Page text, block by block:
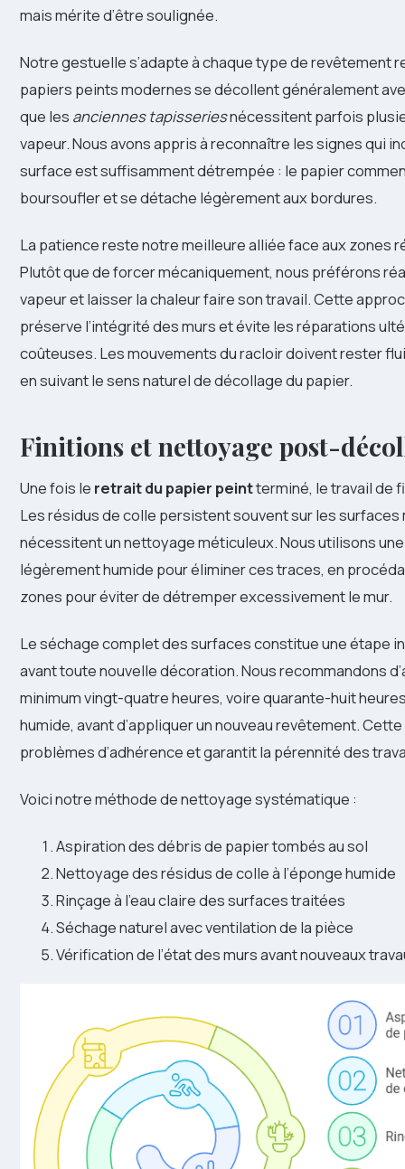
mais mérite d’être soulignée.
Notre gestuelle s’adapte à chaque type de revêtement
papiers peints modernes se décollent généralement
que les anciennes tapisseriesnécessitent parfois
vapeur. Nous avons appris à reconnaître les signes qui
surface est suffisamment détrempée : le papier
boursoufler et se détache légèrement aux bordures.
La patience reste notre meilleure alliée face aux zones
Plutôt que de forcer mécaniquement, nous préférons
vapeur et laisser la chaleur faire son travail. Cette
préserve l’intégrité des murs et évite les réparations
coûteuses. Les mouvements du racloir doivent rester
en suivant le sens naturel de décollage du papier.
Finitions et nettoyage post-
Une fois le retrait du papier peintterminé, le travail de
Les résidus de colle persistent souvent sur les surfaces
nécessitent un nettoyage méticuleux. Nous utilisons
légèrement humide pour éliminer ces traces, en
zones pour éviter de détremper excessivement le mur.
Le séchage complet des surfaces constitue une étape
avant toute nouvelle décoration. Nous recommandons
minimum vingt-quatre heures, voire quarante-huit
humide, avant d’appliquer un nouveau revêtement.
problèmes d’adhérence et garantit la pérennité des
Voici notre méthode de nettoyage systématique :
Aspiration des débris de papier tombés au sol
Nettoyage des résidus de colle à l’éponge humide
Rinçage à l’eau claire des surfaces traitées
Séchage naturel avec ventilation de la pièce
Vérification de l’état des murs avant nouveaux